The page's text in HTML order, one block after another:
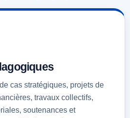
cas stratégiques, projets de
travaux collectifs,
soutenances et